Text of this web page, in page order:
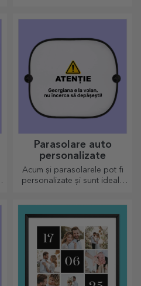
Parasolare auto
personalizate
Acum și parasolarele pot fi
personalizate și sunt ideale